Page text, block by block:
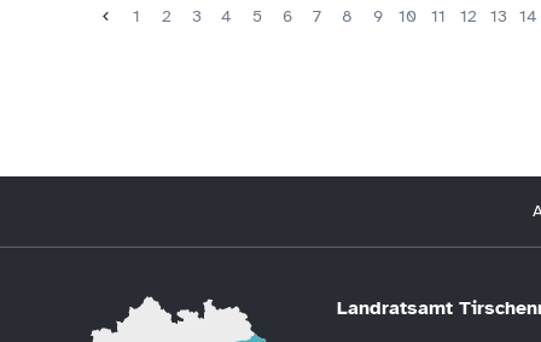
1 2 3 4 5 6 7 8 9 10 11 12 13 14
Landratsamt